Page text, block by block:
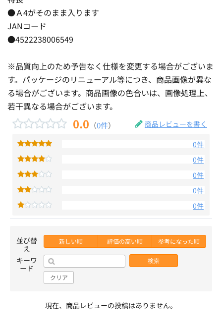
●Ａ4がそのまま入ります
JANコード
●4522238006549
※品質向上のため予告なく仕様を変更する場合がございま
す。パッケージのリニューアル等につき、商品画像が異な
る場合がございます。商品画像の色合いは、画像処理上、
若干異なる場合がございます。
0.0 （0件） 商品レビューを書く
0件
0件
0件
0件
0件
並び替
え
新しい順 評価の高い順 参考になった順
キーワ
ード
検索
クリア
現在、商品レビューの投稿はありません。